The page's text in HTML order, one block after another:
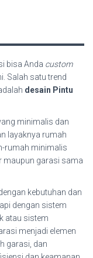
bisa Anda custom
Salah satu trend
desain Pintu
minimalis dan
layaknya rumah
rumah minimalis
maupun garasi sama
kebutuhan dan
dengan sistem
atau sistem
menjadi elemen
garasi, dan